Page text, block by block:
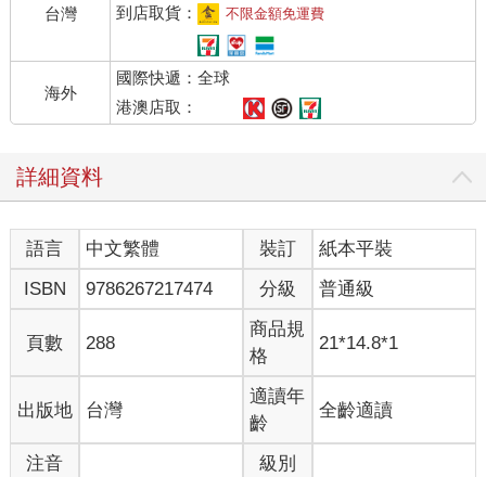
日依舊瞇著眼睛笑著。
「黎莐，我勸妳不要跟向春日這種表裡不一的人說話，他其實在
干擾妳背書。」白了一眼向春日，涂晶晶伸手玩弄起我的長髮。
「我會不知道他的企圖嗎？」我挑眉，向春日說我們把他想得太
壞了。
一股無言的默契瀰漫開來，明明身處於嘈雜的教室中，但我們三
受。
忽然走廊傳來一陣喧譁，一群人在那兒蹦蹦跳跳地，即使壓低了
聲音討論，依然極為高調，我原以為，又是向春日的粉絲躲在走
廊上偷看他，但仔細一瞧才發現，女學生們這次的目標是隔壁B班
教室。
「他們在幹麼？」涂晶晶好奇，「是什麼偶像明星來了嗎？」
向春日慵懶地往外頭看去，聳聳肩表示沒興趣也不想知道。
「反正不會比等一下的默寫考試重要。」我說。
我們沒有像班上其他人一樣出去湊熱鬧，而是乖乖待在座位上，
向春日這資優生閉目養神，完全沒被干擾，腳還悠哉地蹺在桌子
上。
他那愜意的模樣看得我心裡有氣，冷不防地拿起國文課本攻擊他
的肚子，果然瞬間讓向春日瞪圓眼睛跳了起來。
台灣
到店取貨：
不限金額免運費
海外
國際快遞：全球
港澳店取：
詳細資料
語言 中文繁體 裝訂
紙本平裝
ISBN
9786267217474 分級 普通級
頁數 288
商品規
格
21*14.8*1
出版地 台灣
適讀年
齡
全齡適讀
注音 級別